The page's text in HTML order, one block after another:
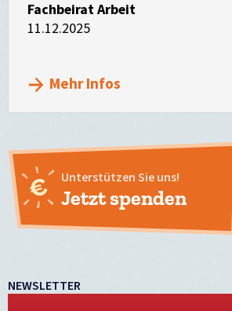
Fachbeirat Arbeit
11.12.2025
Mehr Infos
Unterstützen Sie uns!
Jetzt spenden
NEWSLETTER